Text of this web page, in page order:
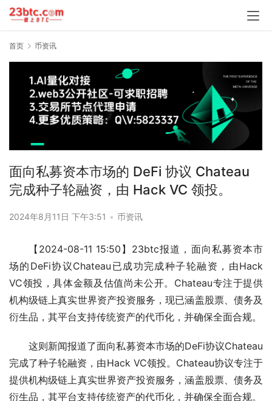
首页 币资讯
面向私募资本市场的 DeFi 协议 Chateau
完成种子轮融资，由 Hack VC 领投。
2024年8月11日 下午3:51 • 币资讯
【2024-08-11 15:50】23btc报道，面向私募资本市
场的DeFi协议Chateau已成功完成种子轮融资，由Hack
VC领投，具体金额及估值尚未公开。Chateau专注于提供
机构级链上真实世界资产投资服务，现已涵盖股票、债务及
衍生品，其平台支持传统资产的代币化，并确保全面合规。
这则新闻报道了面向私募资本市场的DeFi协议Chateau
完成了种子轮融资，由Hack VC领投。Chateau协议专注于
提供机构级链上真实世界资产投资服务，涵盖股票、债务及
衍生品，其平台支持传统资产的代币化，并确保全面合规。